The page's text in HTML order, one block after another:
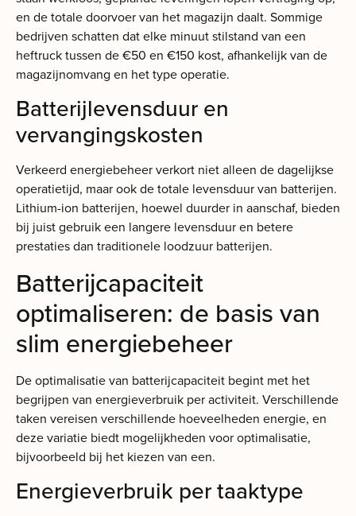
en de totale doorvoer van het magazijn daalt. Sommige
bedrijven schatten dat elke minuut stilstand van een
heftruck tussen de €50 en €150 kost, afhankelijk van de
magazijnomvang en het type operatie.
Batterijlevensduur en
vervangingskosten
Verkeerd energiebeheer verkort niet alleen de dagelijkse
operatietijd, maar ook de totale levensduur van batterijen.
Lithium-ion batterijen, hoewel duurder in aanschaf, bieden
bij juist gebruik een langere levensduur en betere
prestaties dan traditionele loodzuur batterijen.
Batterijcapaciteit
optimaliseren: de basis van
slim energiebeheer
De optimalisatie van batterijcapaciteit begint met het
begrijpen van energieverbruik per activiteit. Verschillende
taken vereisen verschillende hoeveelheden energie, en
deze variatie biedt mogelijkheden voor optimalisatie,
bijvoorbeeld bij het kiezen van een.
Energieverbruik per taaktype